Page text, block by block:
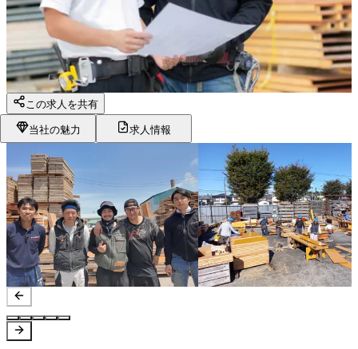
この求人を共有
当社の魅力 求人情報